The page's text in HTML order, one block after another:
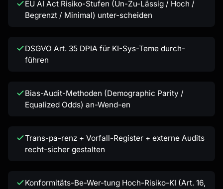
EU AI Act Risiko-Stufen (Un-Zu-Lässig / Hoch /
Begrenzt / Minimal) unter-scheiden
DSGVO Art. 35 DPIA für KI-Sys-Teme durch-
führen
Bias-Audit-Methoden (Demographic Parity /
Equalized Odds) an-Wend-en
Trans-pa-renz + Vorfall-Register + externe Audits
recht-sicher gestalten
Konformitäts-Be-Wer-tung Hoch-Risiko-KI (Art. 16,